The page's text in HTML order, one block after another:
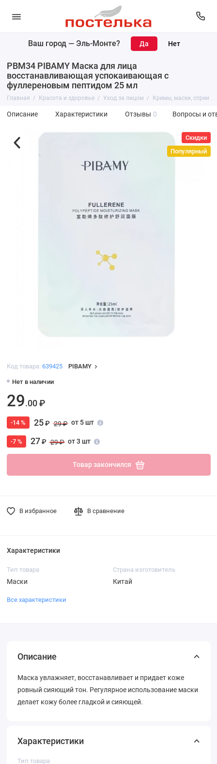
Ваш город — Эль-Монте?
PBM34 PIBAMY Маска для лица
восстанавливающая успокаивающая с
фуллереновым пептидом 25 мл
Главная Красота и здоровье Уход за лицом Кремы, маски, спреи
Описание Характеристики Отзывы 0 Вопросы и
Скидки
Популярный
Код товара: 639425 PIBAMY
Нет в наличии
29.00 ₽
-14 % 25₽ 29 ₽ от 5 шт
-7 % 27 ₽ 29 ₽ от 3 шт
Товар закончился
В избранное В сравнение
Характеристики
Тип товара
Маски
Страна изготовитель
Китай
Все характеристики
Описание
Маска увлажняет, восстанавливает и придает коже
ровный сияющий тон. Регулярное использование маски
делает кожу более гладкой и сияющей.
Характеристики
Тип товара